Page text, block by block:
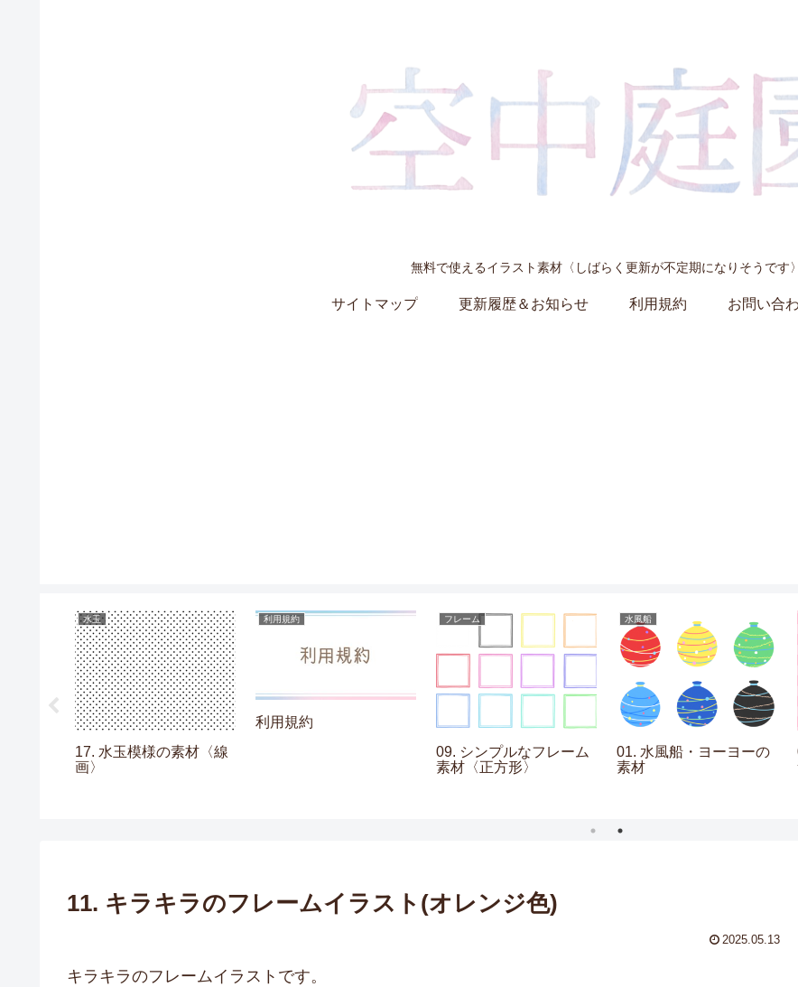
無料で使えるイラスト素材〈しばらく更新が不定期になりそうです〉
サイトマップ 更新履歴＆お知らせ 利用規約 お問い合
水玉
17. 水玉模様の素材〈線
画〉
利用規約
利用規約
フレーム
09. シンプルなフレーム
素材〈正方形〉
水風船
01. 水風船・ヨーヨーの
素材
11. キラキラのフレームイラスト(オレンジ色)
2025.05.13
キラキラのフレームイラストです。